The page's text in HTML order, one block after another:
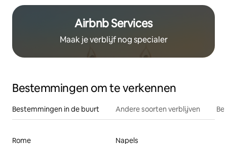
Airbnb Services
Maak je verblijf nog specialer
Bestemmingen om te verkennen
Bestemmingen in de buurt Andere soorten verblijven
Rome
Napels